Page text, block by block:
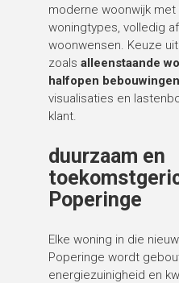
moderne woonwijk
woningtypes, volledig
woonwensen. Keuze
zoals alleenstaande
halfopen bebouwingen
visualisaties en
klant.
duurzaam en
Poperinge
Elke woning in die
Poperinge wordt
energiezuinigheid en